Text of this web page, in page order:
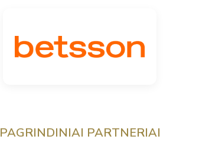
PAGRINDINIAI PARTNERIAI